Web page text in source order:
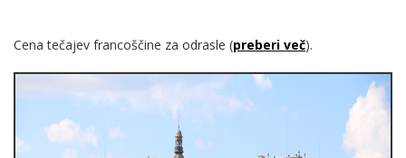
Cena tečajev francoščine za odrasle (preberi več).